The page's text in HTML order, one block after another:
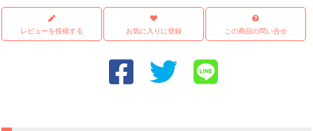
レビューを投稿する お気に入りに登録 この商品の問い合せ